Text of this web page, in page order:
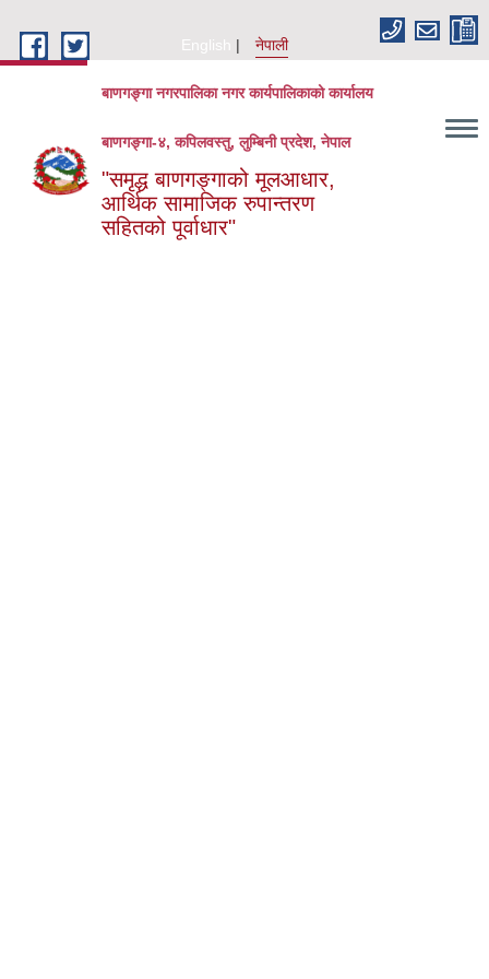
English
नेपाली
बाणगङ्गा नगरपालिका नगर कार्यपालिकाको कार्यालय
बाणगङ्गा-४, कपिलवस्तु, लुम्बिनी प्रदेश, नेपाल
"समृद्ध बाणगङ्गाको मूलआधार,
आर्थिक सामाजिक रुपान्तरण
सहितको पूर्वाधार"